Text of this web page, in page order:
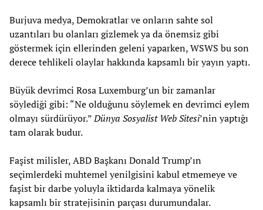
Burjuva medya, Demokratlar ve onların sahte sol
uzantıları bu olanları gizlemek ya da önemsiz gibi
göstermek için ellerinden geleni yaparken, WSWS bu son
derece tehlikeli olaylar hakkında kapsamlı bir yayın yaptı.
Büyük devrimci Rosa Luxemburg’un bir zamanlar
söylediği gibi: “Ne olduğunu söylemek en devrimci eylem
olmayı sürdürüyor.”Dünya Sosyalist Web Sitesi’nin yaptığı
tam olarak budur.
Faşist milisler, ABD Başkanı Donald Trump’ın
seçimlerdeki muhtemel yenilgisini kabul etmemeye ve
faşist bir darbe yoluyla iktidarda kalmaya yönelik
kapsamlı bir stratejisinin parçası durumundalar.